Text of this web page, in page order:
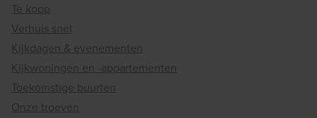
Te koop
Verhuis snel
Kijkdagen & evenementen
Kijkwoningen en -appartementen
Toekomstige buurten
Onze troeven